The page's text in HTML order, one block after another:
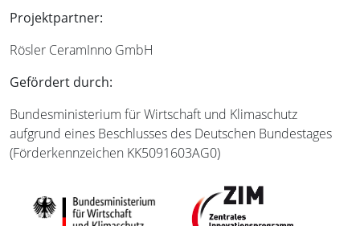
Projektpartner:
Rösler CeramInno GmbH
Gefördert durch:
Bundesministerium für Wirtschaft und Klimaschutz
aufgrund eines Beschlusses des Deutschen Bundestages
(Förderkennzeichen KK5091603AG0)